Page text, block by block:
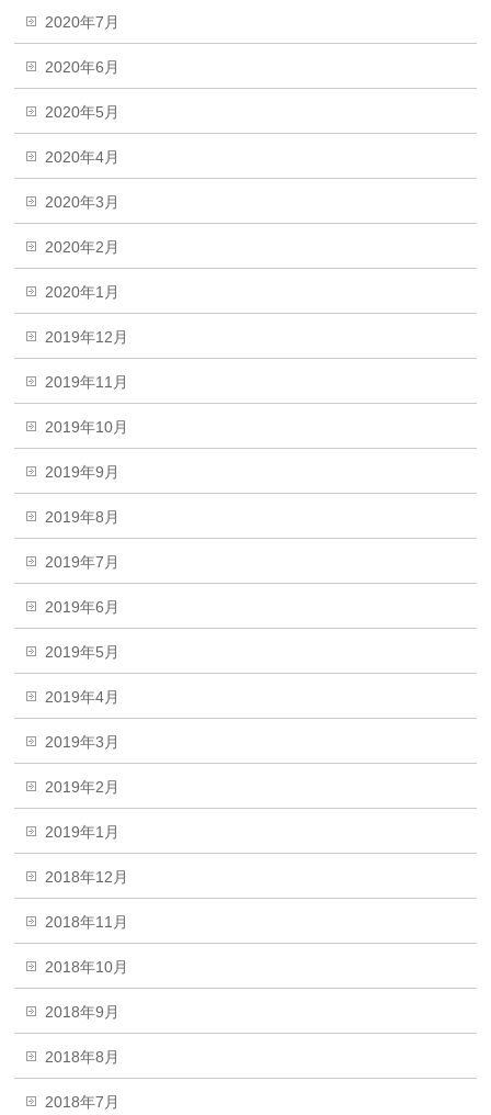
2020年7月
2020年6月
2020年5月
2020年4月
2020年3月
2020年2月
2020年1月
2019年12月
2019年11月
2019年10月
2019年9月
2019年8月
2019年7月
2019年6月
2019年5月
2019年4月
2019年3月
2019年2月
2019年1月
2018年12月
2018年11月
2018年10月
2018年9月
2018年8月
2018年7月